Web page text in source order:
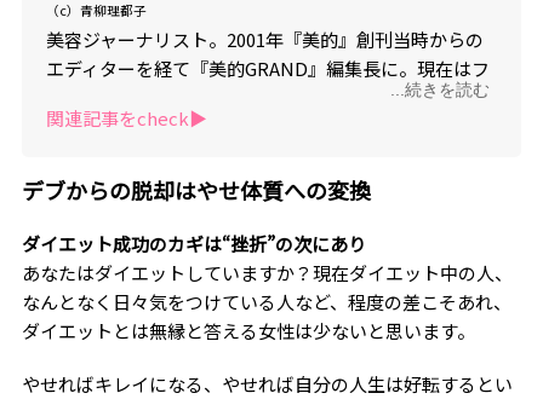
（c）青柳理都子
美容ジャーナリスト。2001年『美的』創刊当時からの
エディターを経て『美的GRAND』編集長に。現在はフ
リーランスで活動中。近著である『10年前より可愛く
なる 大人美容の正解』（主婦の友社）が現在大ヒッ
は最新の美容法を紹介して大好評。毎週水曜日と土曜
...続きを読む
関連記事をcheck▶︎
デブからの脱却はやせ体質への変換
ダイエット成功のカギは“挫折”の次にあり
あなたはダイエットしていますか？現在ダイエット中の人、
なんとなく日々気をつけている人など、程度の差こそあれ、
ダイエットとは無縁と答える女性は少ないと思います。
やせればキレイになる、やせれば自分の人生は好転するとい